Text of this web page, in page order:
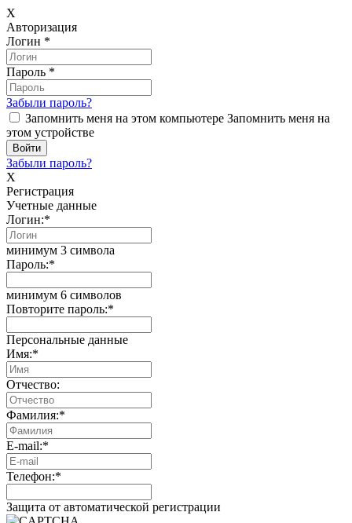
X
Авторизация
Логин *
Пароль *
Забыли пароль?
Запомнить меня на этом компьютере Запомнить меня на
этом устройстве
Забыли пароль?
X
Регистрация
Учетные данные
Логин:*
минимум 3 символа
Пароль:*
минимум 6 символов
Повторите пароль:*
Персональные данные
Имя:*
Отчество:
Фамилия:*
E-mail:*
Телефон:*
Защита от автоматической регистрации